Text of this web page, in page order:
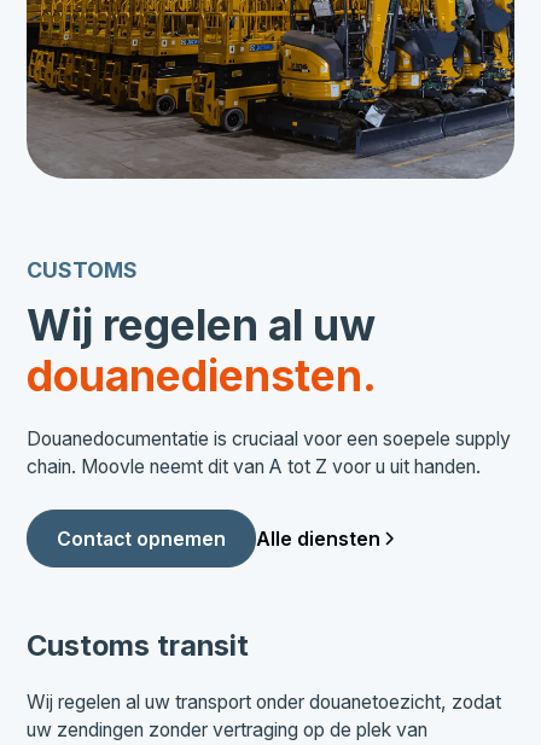
CUSTOMS
Wij regelen al uw
douanediensten.
Douanedocumentatie is cruciaal voor een soepele supply
chain. Moovle neemt dit van A tot Z voor u uit handen.
Contact opnemen Alle diensten
Customs transit
Wij regelen al uw transport onder douanetoezicht, zodat
uw zendingen zonder vertraging op de plek van